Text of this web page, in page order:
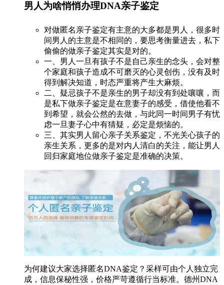
男人为啥悄悄办理DNA亲子鉴定
对做匿名亲子鉴定有主意的大多都是男人，很多时
间男人的主意是不相同的，要思考衡量进去，私下
偷偷的做亲子鉴定其实是对的。
一、男人一旦有孩子不是自己亲生的念头，会对整
个家庭和孩子造成不可磨灭的心灵创伤，没有及时
得到解决知道，时态严重将产生大麻烦。
二、疑忌孩子不是亲生的男子却没有到处嚷嚷，而
是私下做亲子鉴定是在意妻子的感受，借使他看不
到希望，就会公然的去做，与此同一时间男子有忧
虑一旦妻子心中有猜疑，必定是烦恼的。
三、其实男人留心亲子关系鉴定，不光关心孩子的
亲生关系，更多的是对内人清白的关注，能让男人
回归家庭地位做亲子鉴定是准确的决策。
为何建议大家选择匿名DNA鉴定？采样可由个人独立完
成，信息保秘性强，价格严苛遵循行当标准。德州DNA